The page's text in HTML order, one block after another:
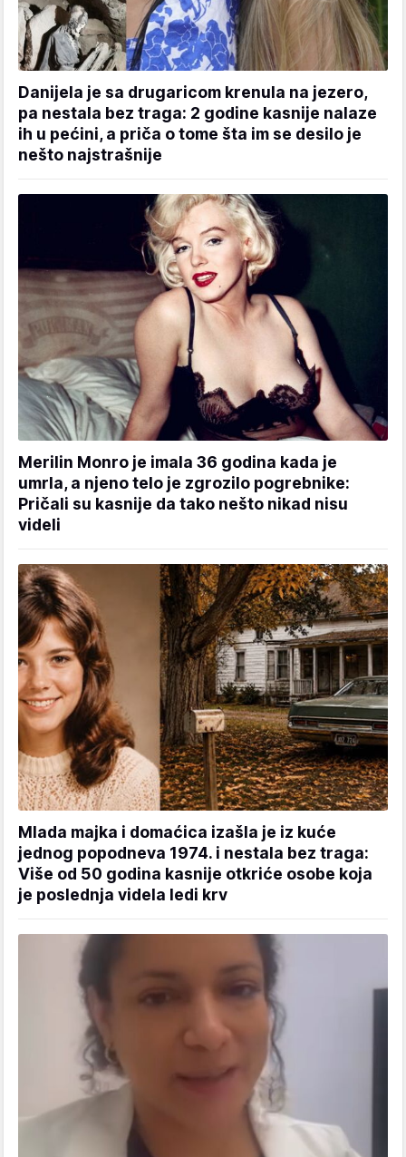
Danijela je sa drugaricom krenula na jezero,
pa nestala bez traga: 2 godine kasnije nalaze
ih u pećini, a priča o tome šta im se desilo je
nešto najstrašnije
Merilin Monro je imala 36 godina kada je
umrla, a njeno telo je zgrozilo pogrebnike:
Pričali su kasnije da tako nešto nikad nisu
videli
Mlada majka i domaćica izašla je iz kuće
jednog popodneva 1974. i nestala bez traga:
Više od 50 godina kasnije otkriće osobe koja
je poslednja videla ledi krv